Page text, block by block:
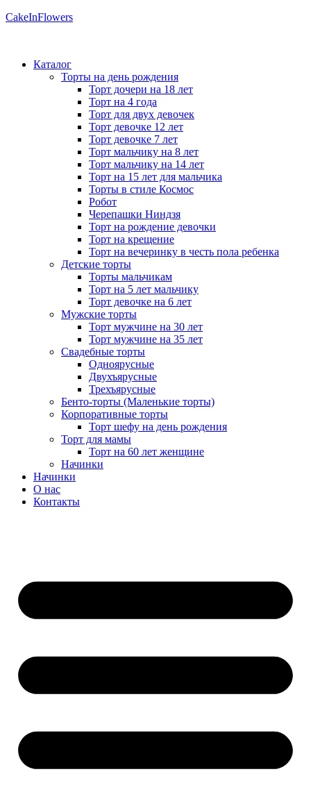
CakeInFlowers
Каталог
Торты на день рождения
Торт дочери на 18 лет
Торт на 4 года
Торт для двух девочек
Торт девочке 12 лет
Торт девочке 7 лет
Торт мальчику на 8 лет
Торт мальчику на 14 лет
Торт на 15 лет для мальчика
Торты в стиле Космос
Робот
Черепашки Ниндзя
Торт на рождение девочки
Торт на крещение
Торт на вечеринку в честь пола ребенка
Детские торты
Торты мальчикам
Торт на 5 лет мальчику
Торт девочке на 6 лет
Мужские торты
Торт мужчине на 30 лет
Торт мужчине на 35 лет
Свадебные торты
Одноярусные
Двухъярусные
Трехъярусные
Бенто-торты (Маленькие торты)
Корпоративные торты
Торт шефу на день рождения
Торт для мамы
Торт на 60 лет женщине
Начинки
Начинки
О нас
Контакты